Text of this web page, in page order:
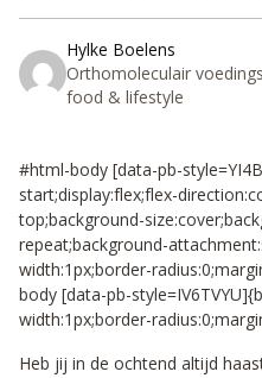
Hylke Boelens
Orthomoleculair
food & lifestyle
#html-body [data-pb-
start;display:flex;flex-
top;background-
repeat;background-
width:1px;border-
body [data-pb-
width:1px;border-
Heb jij in de ochtend altijd